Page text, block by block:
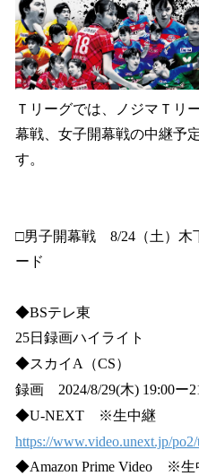
を
読
み
込
み
中
す
Ｔリーグでは、ノジマＴリ
幕戦、女子開幕戦の中継予
す。
□男子開幕戦 8/24（土）木
ード
◆BSテレ東
25日録画ハイライト
◆スカイA（CS）
録画 2024/8/29(木) 19:00ー
◆U-NEXT ※生中継
https://www.video.unext.jp/po2/
◆Amazon Prime Video ※